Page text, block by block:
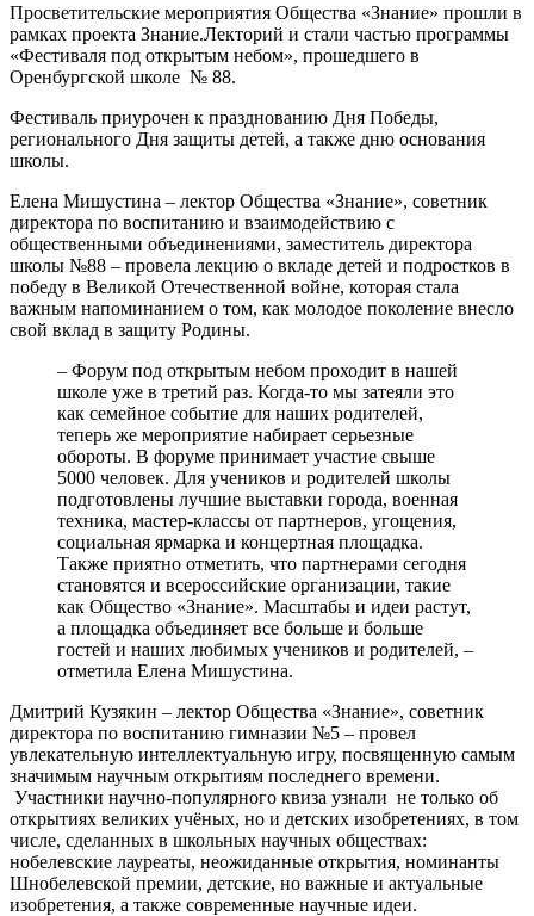
Просветительские мероприятия Общества «Знание» прошли в
рамках проекта Знание.Лекторий и стали частью программы
«Фестиваля под открытым небом», прошедшего в
Оренбургской школе № 88.
Фестиваль приурочен к празднованию Дня Победы,
регионального Дня защиты детей, а также дню основания
школы.
Елена Мишустина – лектор Общества «Знание», советник
директора по воспитанию и взаимодействию с
общественными объединениями, заместитель директора
школы №88 – провела лекцию о вкладе детей и подростков в
победу в Великой Отечественной войне, которая стала
важным напоминанием о том, как молодое поколение внесло
свой вклад в защиту Родины.
– Форум под открытым небом проходит в нашей
школе уже в третий раз. Когда-то мы затеяли это
как семейное событие для наших родителей,
теперь же мероприятие набирает серьезные
обороты. В форуме принимает участие свыше
5000 человек. Для учеников и родителей школы
подготовлены лучшие выставки города, военная
техника, мастер-классы от партнеров, угощения,
социальная ярмарка и концертная площадка.
Также приятно отметить, что партнерами сегодня
становятся и всероссийские организации, такие
как Общество «Знание». Масштабы и идеи растут,
а площадка объединяет все больше и больше
гостей и наших любимых учеников и родителей, –
отметила Елена Мишустина.
Дмитрий Кузякин – лектор Общества «Знание», советник
директора по воспитанию гимназии №5 – провел
увлекательную интеллектуальную игру, посвященную самым
значимым научным открытиям последнего времени.
Участники научно-популярного квиза узнали не только об
открытиях великих учёных, но и детских изобретениях, в том
числе, сделанных в школьных научных обществах:
нобелевские лауреаты, неожиданные открытия, номинанты
Шнобелевской премии, детские, но важные и актуальные
изобретения, а также современные научные идеи.